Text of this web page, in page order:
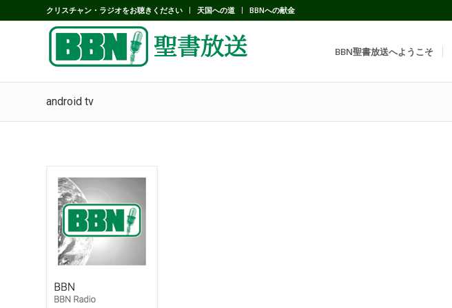
クリスチャン・ラジオをお聴きください 天国への道 BBNへの献金
BBN聖書放送へようこそ
android tv